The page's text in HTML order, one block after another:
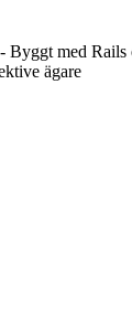
Byggt med
ägare